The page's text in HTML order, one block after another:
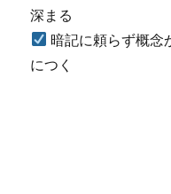
深まる
暗記に頼らず概念
につく